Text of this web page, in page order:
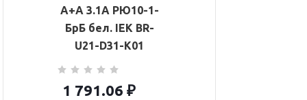
A+A 3.1А РЮ10-1-
БрБ бел. IEK BR-
U21-D31-K01
1 791.06 ₽